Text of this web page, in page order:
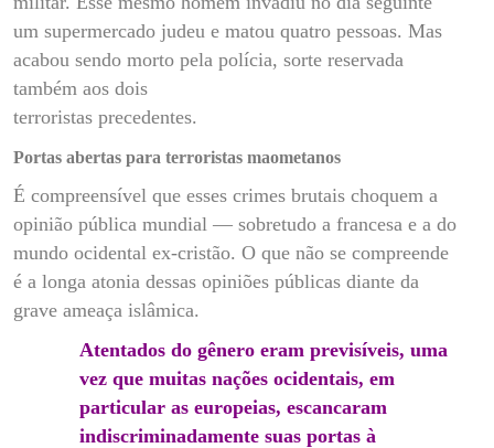
um supermercado judeu e matou quatro pessoas. Mas
acabou sendo morto pela polícia, sorte reservada
também aos dois
terroristas precedentes.
Portas abertas para terroristas maometanos
É compreensível que esses crimes brutais choquem a
opinião pública mundial — sobretudo a francesa e a do
mundo ocidental ex-cristão. O que não se compreende
é a longa atonia dessas opiniões públicas diante da
grave ameaça islâmica.
Atentados do gênero eram previsíveis, uma
vez que muitas nações ocidentais, em
particular as europeias, escancaram
indiscriminadamente suas portas à